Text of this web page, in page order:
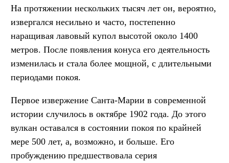
На протяжении нескольких тысяч лет он, вероятно,
извергался несильно и часто, постепенно
наращивая лавовый купол высотой около 1400
метров. После появления конуса его деятельность
изменилась и стала более мощной, с длительными
периодами покоя.
Первое извержение Санта-Марии в современной
истории случилось в октябре 1902 года. До этого
вулкан оставался в состоянии покоя по крайней
мере 500 лет, а, возможно, и больше. Его
пробуждению предшествовала серия